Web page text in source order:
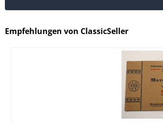
Empfehlungen von ClassicSeller